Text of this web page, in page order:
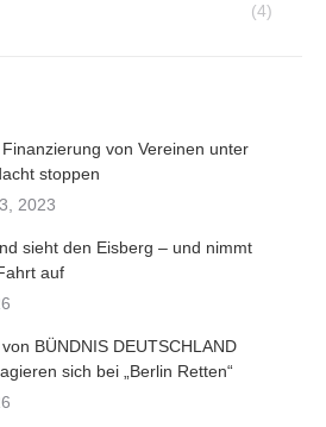
(4)
von Vereinen unter
stoppen
2023
sieht den Eisberg – und nimmt
auf
BÜNDNIS DEUTSCHLAND
sich bei „Berlin Retten“